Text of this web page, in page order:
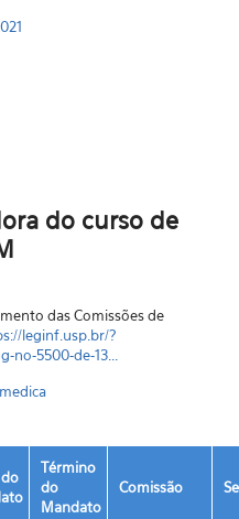
do curso de
das Comissões de
leginf.usp.br/?
no-5500-de-13...
Término
do
Mandato
Comissão